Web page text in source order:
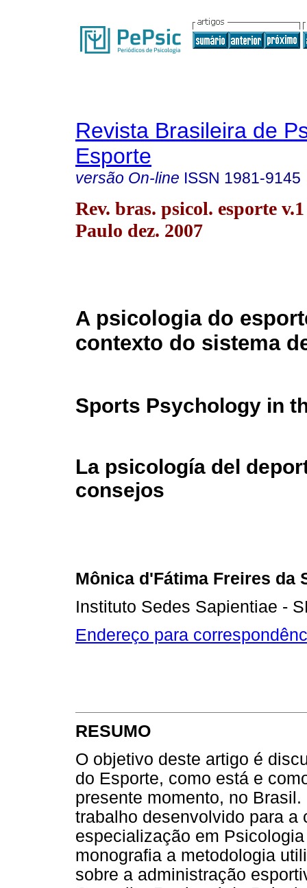
Revista Brasileira de
Esporte
versão On-line ISSN 1981-9145
Rev. bras. psicol. esporte
Paulo dez. 2007
A psicologia do
contexto do sistema
Sports Psychology in
La psicología del
consejos
Mônica d'Fátima Freires da
Instituto Sedes Sapientiae -
Endereço para
RESUMO
O objetivo deste artigo é
do Esporte, como está e
presente momento, no
trabalho desenvolvido para a
especialização em
monografia a metodologia
sobre a administração